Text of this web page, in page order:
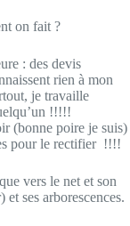
on fait ?
: des devis
rien à mon
je travaille
!!!!!
(bonne poire je suis)
pour le rectifier !!!!
vers le net et son
ses arborescences.